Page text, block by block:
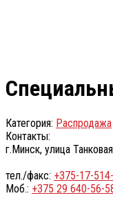
Категория: Распродажа
Контакты:
г.Минск, улица
тел./факс: +375-17-
Моб.: +375 29 640-56-